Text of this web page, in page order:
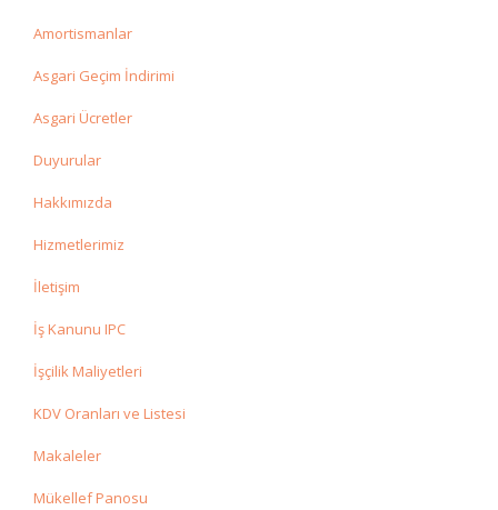
Amortismanlar
Asgari Geçim İndirimi
Asgari Ücretler
Duyurular
Hakkımızda
Hizmetlerimiz
İletişim
İş Kanunu IPC
İşçilik Maliyetleri
KDV Oranları ve Listesi
Makaleler
Mükellef Panosu